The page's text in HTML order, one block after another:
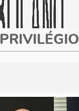
PRIVILÉGIO